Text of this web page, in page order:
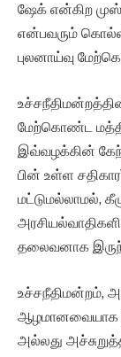
ஷேக் என்கிற
என்பவரும்
புலனாய்வு
மேற்கொண்ட
இவ்வழக்கின்
பின் உள்ள
மட்டுமல்லாமல்,
தலைவனாக
உச்சநீதிமன்றம்,
ஆழமானவையாக
அல்லது